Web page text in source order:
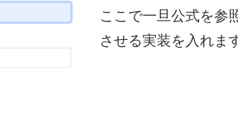
ここで一旦公式を参
させる実装を入れま